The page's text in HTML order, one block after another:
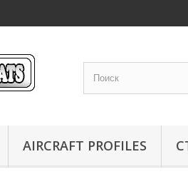
AIRCRAFT PROFILES